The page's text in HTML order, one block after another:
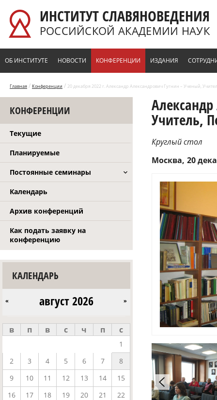
ИНСТИТУТ СЛАВЯНОВЕДЕНИЯ
РОССИЙСКОЙ АКАДЕМИИ НАУК
ОБ ИНСТИТУТЕ НОВОСТИ КОНФЕРЕНЦИИ ИЗДАНИЯ
Главная / Конференции / 20 декабря 2022 г. Александр Александрович Гугнин – Ученый,
КОНФЕРЕНЦИИ
Текущие
Планируемые
Постоянные семинары
Календарь
Архив конференций
Как подать заявку на
конференцию
КАЛЕНДАРЬ
август 2026
« »
в п в с ч п с
1
2
3 4 5 6 7
8
9
10 11 12 13 14
15
16
17 18 19 20 21
22
Учитель,
Круглый стол
Москва 20